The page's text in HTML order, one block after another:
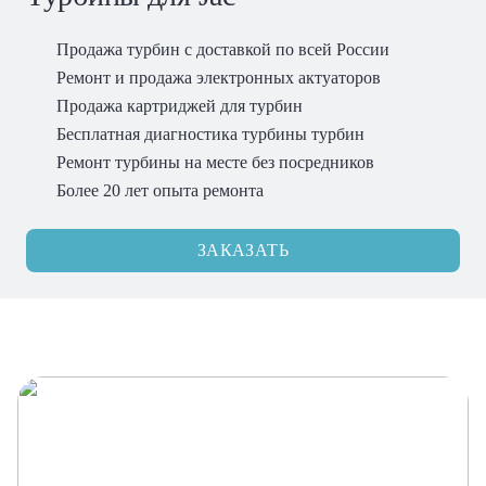
Продажа турбин с доставкой по всей России
Ремонт и продажа электронных актуаторов
Продажа картриджей для турбин
Бесплатная диагностика турбины турбин
Ремонт турбины на месте без посредников
Более 20 лет опыта ремонта
ЗАКАЗАТЬ